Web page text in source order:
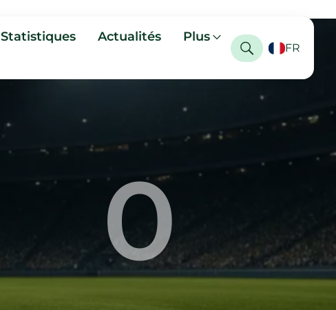
Statistiques Actualités Plus
FR
0